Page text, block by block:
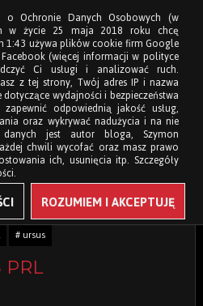
rolniczy # deagostini
# ist
# ursus
PRL
o Ochronie Danych Osobowych (w
w życie 25 maja 2018 roku chcę
1:43 używa plików cookie firm Google
(więcej informacji w polityce
Ci usługi i analizować ruch.
z tej strony, Twój adres IP i nazwa
wydajności i bezpieczeństwa
odpowiednią jakość usług,
oraz wykrywać nadużycia i na nie
danych jest autor bloga, Szymon
chwili wycofać oraz masz prawo
ich, usunięcia itp. Szczegóły
ROZUMIEM I AKCEPTUJĘ